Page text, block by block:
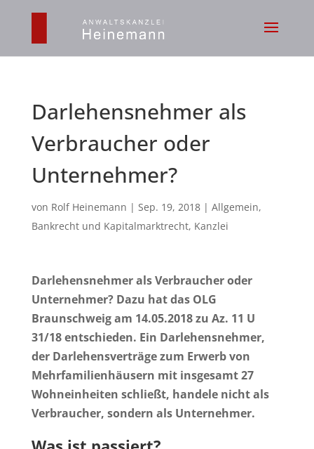
Darlehensnehmer als
Verbraucher oder
Unternehmer?
von Rolf Heinemann | Sep. 19, 2018| Allgemein,
Bankrecht und Kapitalmarktrecht, Kanzlei
Darlehensnehmer als Verbraucher oder
Unternehmer? Dazu hat das OLG
Braunschweig am 14.05.2018 zu Az. 11 U
31/18 entschieden. Ein Darlehensnehmer,
der Darlehensverträge zum Erwerb von
Mehrfamilienhäusern mit insgesamt 27
Wohneinheiten schließt, handele nicht als
Verbraucher, sondern als Unternehmer.